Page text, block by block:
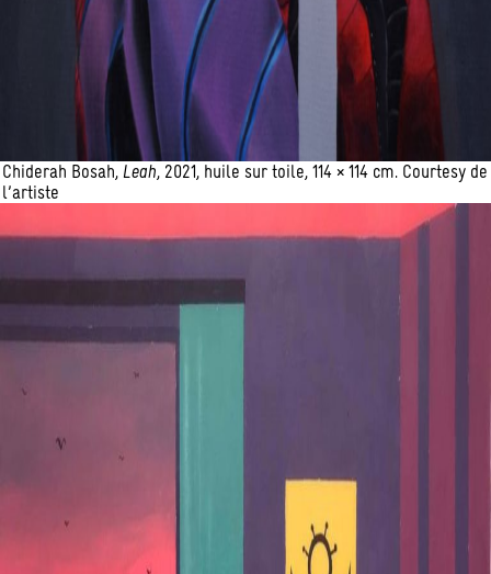
Chiderah Bosah, Leah, 2021, huile sur toile, 114 × 114 cm. Courtesy de
l’artiste